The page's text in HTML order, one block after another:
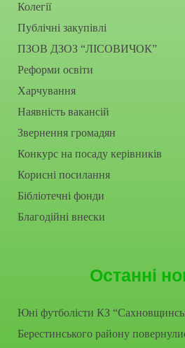
Колегії
Публічні закупівлі
ПЗОВ ДЗОЗ “ЛІСОВИЧОК”
Реформи освіти
Харчування
Наявність вакансій
Звернення громадян
Конкурс на посаду керівників
Корисні посилання
Бібліотечні фонди
Благодійні внески
Останні
Юні футболісти КЗ
Берестинського району